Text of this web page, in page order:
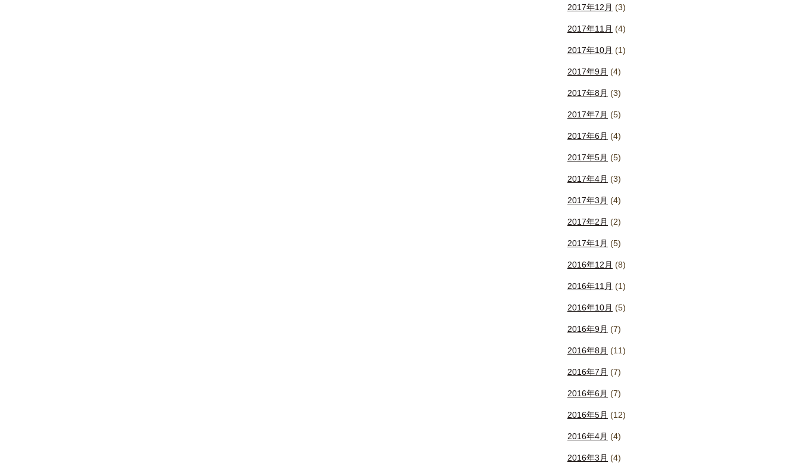
2017年12月 (3)
2017年11月 (4)
2017年10月 (1)
2017年9月 (4)
2017年8月 (3)
2017年7月 (5)
2017年6月 (4)
2017年5月 (5)
2017年4月 (3)
2017年3月 (4)
2017年2月 (2)
2017年1月 (5)
2016年12月 (8)
2016年11月 (1)
2016年10月 (5)
2016年9月 (7)
2016年8月 (11)
2016年7月 (7)
2016年6月 (7)
2016年5月 (12)
2016年4月 (4)
2016年3月 (4)